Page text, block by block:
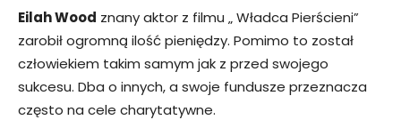
Eilah Wood znany aktor z filmu „ Władca Pierścieni”
zarobił ogromną ilość pieniędzy. Pomimo to został
człowiekiem takim samym jak z przed swojego
sukcesu. Dba o innych, a swoje fundusze przeznacza
często na cele charytatywne.